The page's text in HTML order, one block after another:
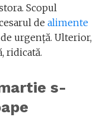
Scopul
de alimente
urgență. Ulterior,
ridicată.
s-